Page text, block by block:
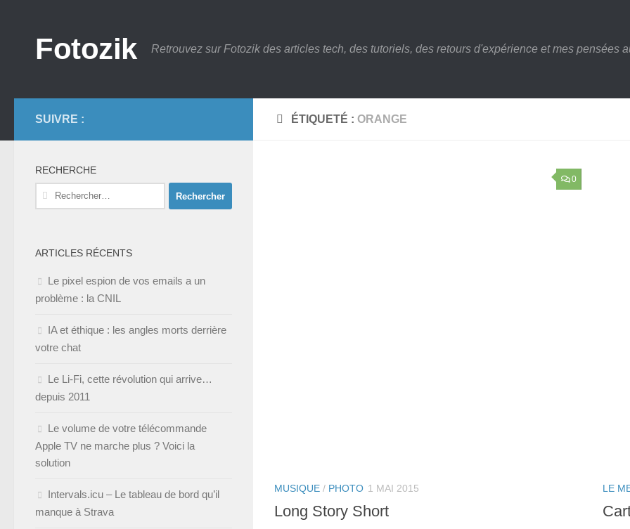
Fotozik Retrouvez sur Fotozik des articles tech, des tutoriels, des retours d'expérience et mes pensées
ÉTIQUETÉ : ORANGE
0
MUSIQUE / PHOTO 1 MAI 2015
Long Story Short
LE
SUIVRE :
RECHERCHE
Rechercher :
ARTICLES RÉCENTS
Le pixel espion de vos emails a un
problème : la CNIL
IA et éthique : les angles morts derrière
votre chat
Le Li-Fi, cette révolution qui arrive…
depuis 2011
Le volume de votre télécommande
Apple TV ne marche plus ? Voici la
solution
Intervals.icu – Le tableau de bord qu’il
manque à Strava